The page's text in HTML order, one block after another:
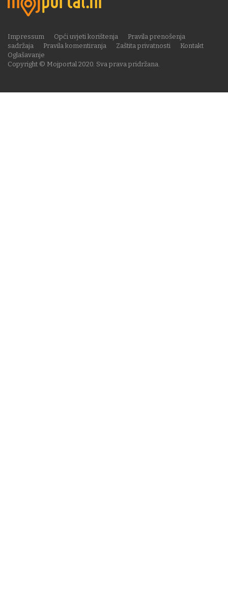
Copyright © Mojportal 2020. Sva prava pridržana.
Impressum Opći uvjeti korištenja
Pravila prenošenja
sadržaja
Pravila komentiranja Zaštita privatnosti
Kontakt
Oglašavanje